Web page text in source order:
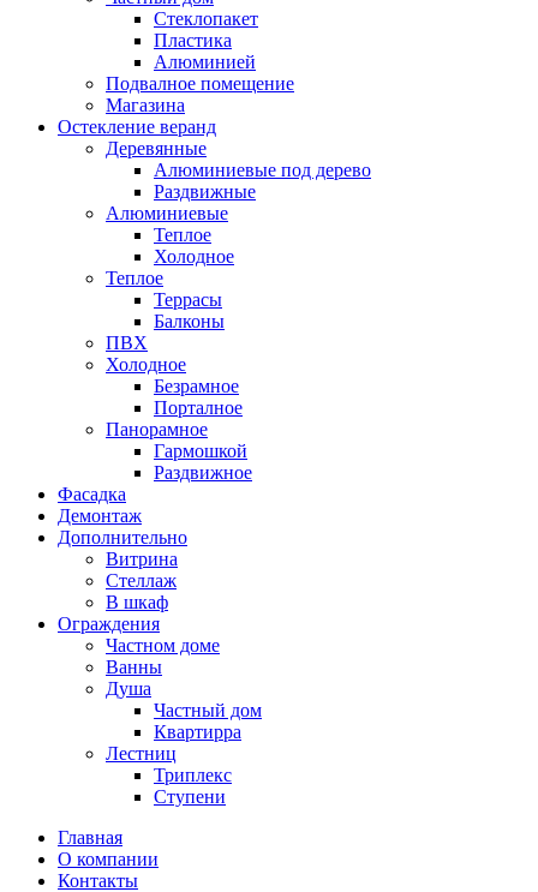
Стеклопакет
Пластика
Алюминией
Подвалное помещение
Магазина
Остекление веранд
Деревянные
Алюминиевые под дерево
Раздвижные
Алюминиевые
Теплое
Холодное
Теплое
Террасы
Балконы
ПВХ
Холодное
Безрамное
Порталное
Панорамное
Гармошкой
Раздвижное
Фасадка
Демонтаж
Дополнительно
Витрина
Стеллаж
В шкаф
Ограждения
Частном доме
Ванны
Душа
Частный дом
Квартирра
Лестниц
Триплекс
Ступени
Главная
О компании
Контакты